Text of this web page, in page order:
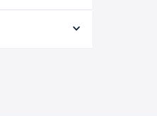
melhor oferta